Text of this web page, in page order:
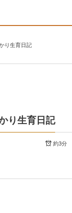
り生育日記
り生育日記
約3分